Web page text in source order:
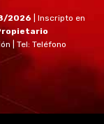
2026
| Inscripto en
| Tel: Teléfono